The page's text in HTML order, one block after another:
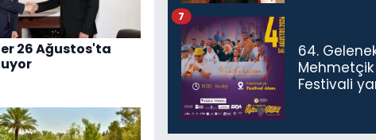
26 Ağustos'ta
64.
Mehmetçik
Festivali
7